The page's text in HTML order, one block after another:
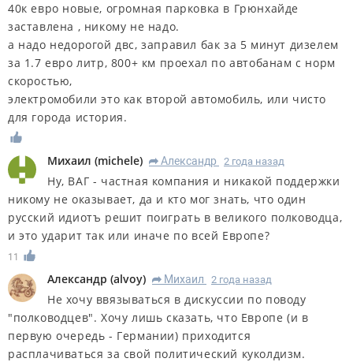
40к евро новые, огромная парковка в Грюнхайде
заставлена , никому не надо.
а надо недорогой двс, заправил бак за 5 минут дизелем
за 1.7 евро литр, 800+ км проехал по автобанам с норм
скоростью,
электромобили это как второй автомобиль, или чисто
для города история.
Михаил (michele) R Александр 2 года назад
Ну, ВАГ - частная компания и никакой поддержки
никому не оказывает, да и кто мог знать, что один
русский идиотъ решит поиграть в великого полководца,
и это ударит так или иначе по всей Европе?
11
Александр (alvoy) R Михаил 2 года назад
Не хочу ввязываться в дискуссии по поводу
"полководцев". Хочу лишь сказать, что Европе (и в
первую очередь - Германии) приходится
расплачиваться за свой политический куколдизм.